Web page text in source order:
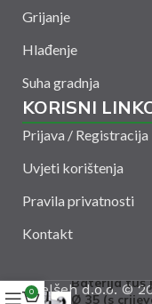
Grijanje
Hlađenje
Suha gradnja
KORISNI
Prijava / Registracija
Uvjeti korištenja
Pravila privatnosti
Kontakt
Amelšeh d.o.o. ©
Baterija tuš
Ø 35 (s
0